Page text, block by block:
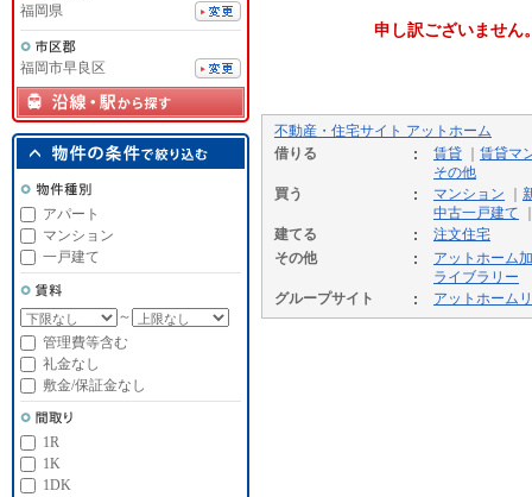
申し訳ございません
不動産・住宅サイト アットホーム
借りる
賃貸
賃貸マ
その他
買う
マンション
中古一戸建て
建てる
注文住宅
その他
アットホーム
ライブラリー
グループサイト
アットホーム
福岡県
福岡市早良区
アパート
マンション
一戸建て
～
管理費等含む
礼金なし
敷金/保証金なし
1R
1K
1DK